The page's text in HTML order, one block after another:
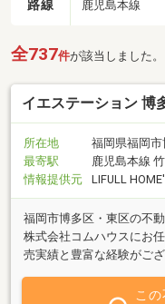
路線 鹿児島本線
全737件が該当しました。
イエステーション 博
所在地
福岡県福岡
最寄駅
鹿児島本線
情報提供元
LIFULL
福岡市博多区・東区の不
株式会社コムハウスにお
売実績と豊富な経験がござ
こ